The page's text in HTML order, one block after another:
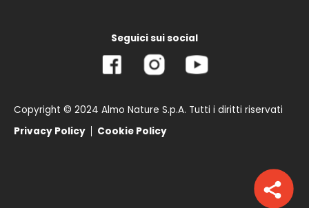
Seguici sui social
Copyright © 2024 Almo Nature S.p.A. Tutti i diritti riservati
Privacy Policy
Cookie Policy